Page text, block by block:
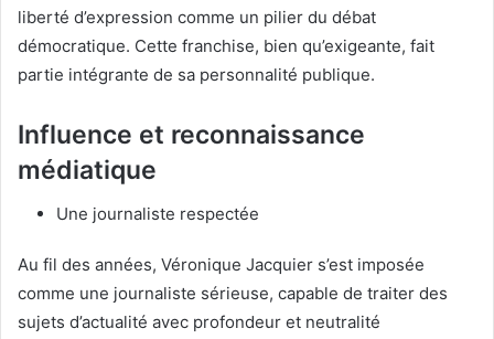
liberté d’expression comme un pilier du débat
démocratique. Cette franchise, bien qu’exigeante, fait
partie intégrante de sa personnalité publique.
Influence et reconnaissance
médiatique
Une journaliste respectée
Au fil des années, Véronique Jacquier s’est imposée
comme une journaliste sérieuse, capable de traiter des
sujets d’actualité avec profondeur et neutralité